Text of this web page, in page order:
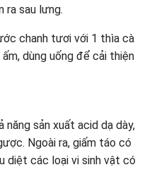
ra sau lưng.
chanh tươi với 1 thìa cà
dùng uống để cải thiện
sản xuất acid dạ dày,
Ngoài ra, giấm táo có
diệt các loại vi sinh vật có